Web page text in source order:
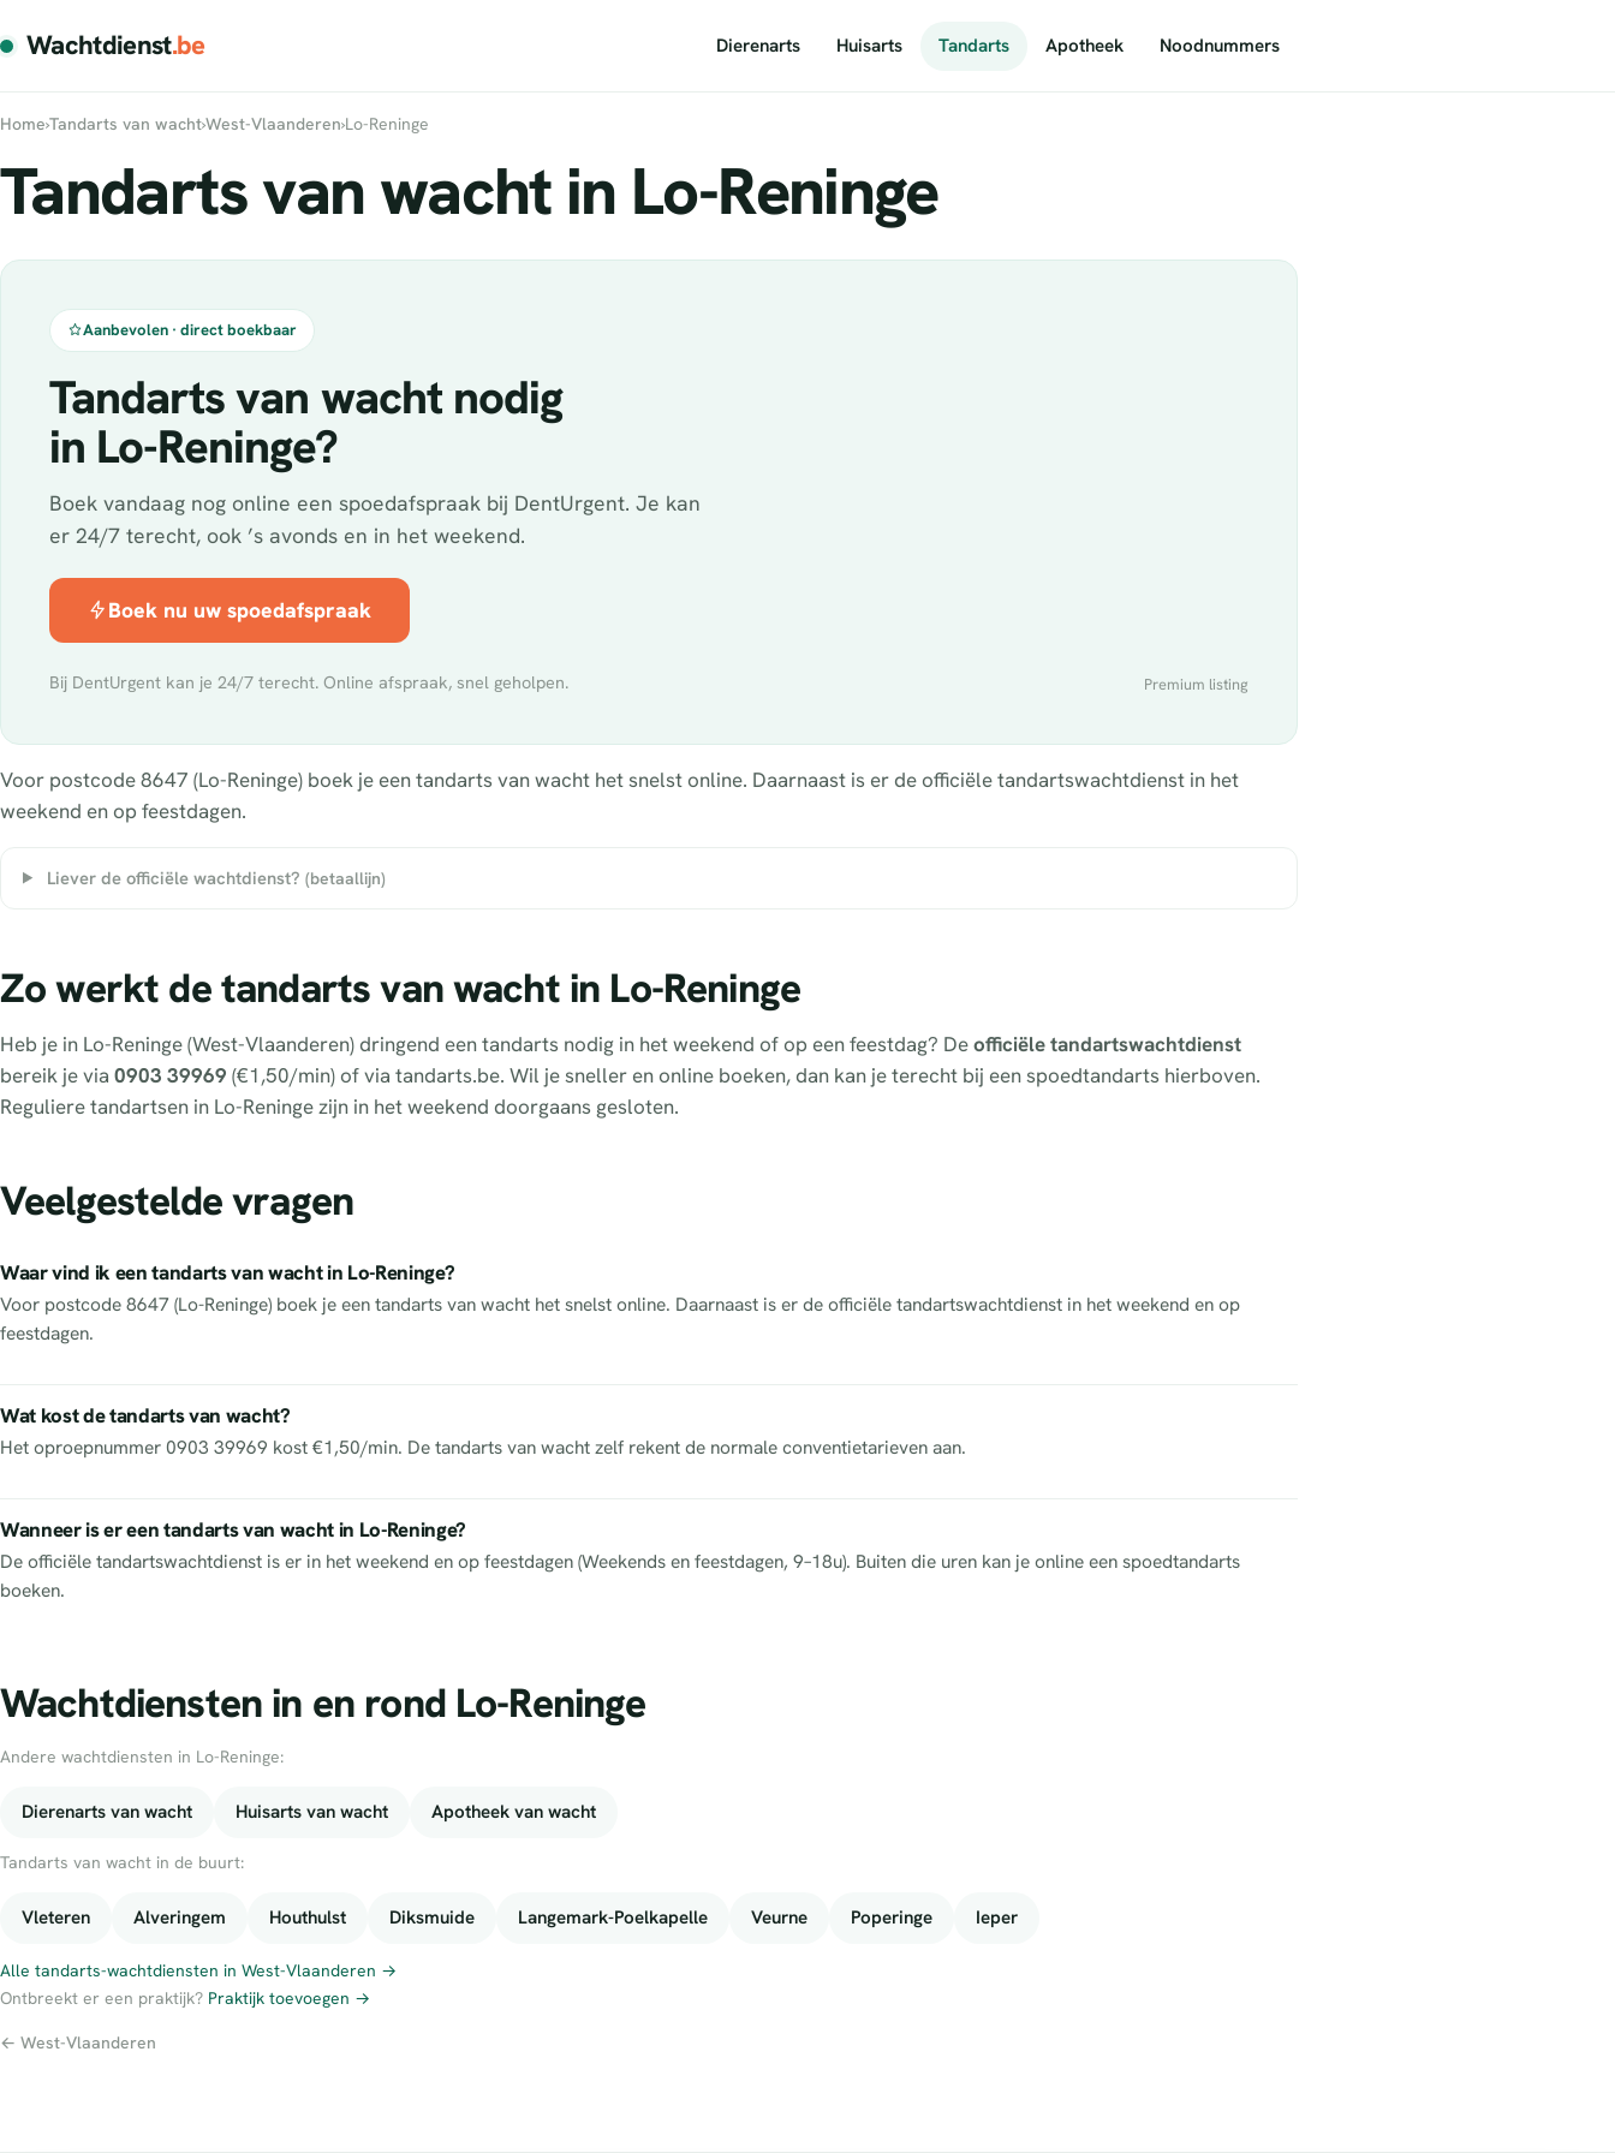
Wachtdienst.be Dierenarts Huisarts Tandarts Apotheek Noodnummers
Home›Tandarts van wacht›West-Vlaanderen›Lo-Reninge
Tandarts van wacht in Lo-Reninge
Aanbevolen · direct boekbaar
Tandarts van wacht nodig
in Lo-Reninge?
Boek vandaag nog online een spoedafspraak bij DentUrgent. Je kan
er 24/7 terecht, ook ’s avonds en in het weekend.
Boek nu uw spoedafspraak
Bij DentUrgent kan je 24/7 terecht. Online afspraak, snel geholpen. Premium listing
Voor postcode 8647 (Lo-Reninge) boek je een tandarts van wacht het snelst online. Daarnaast is er de officiële tandartswachtdienst in het
weekend en op feestdagen.
Liever de officiële wachtdienst? (betaallijn)
Zo werkt de tandarts van wacht in Lo-Reninge
Heb je in Lo-Reninge (West-Vlaanderen) dringend een tandarts nodig in het weekend of op een feestdag? Deofficiële tandartswachtdienst
bereik je via 0903 39969 (€1,50/min) of via tandarts.be. Wil je sneller en online boeken, dan kan je terecht bij een spoedtandarts hierboven.
Reguliere tandartsen in Lo-Reninge zijn in het weekend doorgaans gesloten.
Veelgestelde vragen
Waar vind ik een tandarts van wacht in Lo-Reninge?
Voor postcode 8647 (Lo-Reninge) boek je een tandarts van wacht het snelst online. Daarnaast is er de officiële tandartswachtdienst in het weekend en op
feestdagen.
Wat kost de tandarts van wacht?
Het oproepnummer 0903 39969 kost €1,50/min. De tandarts van wacht zelf rekent de normale conventietarieven aan.
Wanneer is er een tandarts van wacht in Lo-Reninge?
De officiële tandartswachtdienst is er in het weekend en op feestdagen (Weekends en feestdagen, 9–18u). Buiten die uren kan je online een spoedtandarts
boeken.
Wachtdiensten in en rond Lo-Reninge
Andere wachtdiensten in Lo-Reninge:
Dierenarts van wacht Huisarts van wacht Apotheek van wacht
Tandarts van wacht in de buurt:
Vleteren Alveringem Houthulst Diksmuide Langemark-Poelkapelle Veurne Poperinge Ieper
Alle tandarts-wachtdiensten in West-Vlaanderen →
Ontbreekt er een praktijk? Praktijk toevoegen →
← West-Vlaanderen